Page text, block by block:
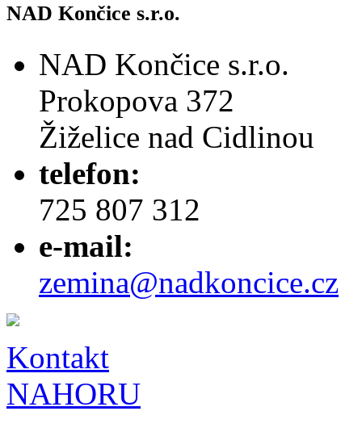
NAD Končice s.r.o.
NAD Končice s.r.o.
Prokopova 372
Žiželice nad Cidlinou
telefon:
725 807 312
e-mail:
zemina@nadkoncice.cz
Kontakt
NAHORU